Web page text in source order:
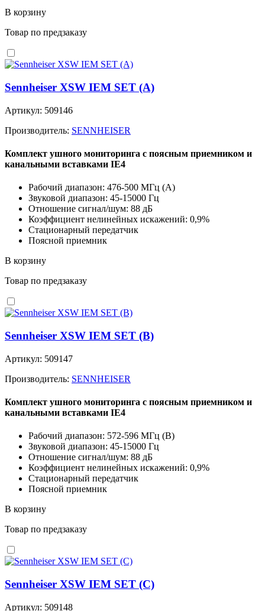
В корзину
Товар по предзаказу
Sennheiser XSW IEM SET (A)
Артикул: 509146
Производитель: SENNHEISER
Комплект ушного мониторинга с поясным приемником и
канальными вставками IE4
Рабочий диапазон: 476-500 MГц (A)
Звуковой диапазон: 45-15000 Гц
Отношение сигнал/шум: 88 дБ
Коэффициент нелинейных искажений: 0,9%
Стационарный передатчик
Поясной приемник
В корзину
Товар по предзаказу
Sennheiser XSW IEM SET (B)
Артикул: 509147
Производитель: SENNHEISER
Комплект ушного мониторинга с поясным приемником и
канальными вставками IE4
Рабочий диапазон: 572-596 MГц (B)
Звуковой диапазон: 45-15000 Гц
Отношение сигнал/шум: 88 дБ
Коэффициент нелинейных искажений: 0,9%
Стационарный передатчик
Поясной приемник
В корзину
Товар по предзаказу
Sennheiser XSW IEM SET (C)
Артикул: 509148